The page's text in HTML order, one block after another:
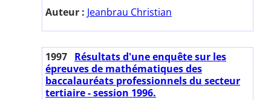
Auteur : Jeanbrau Christian
1997 Résultats d'une enquête sur les
épreuves de mathématiques des
baccalauréats professionnels du secteur
tertiaire - session 1996.